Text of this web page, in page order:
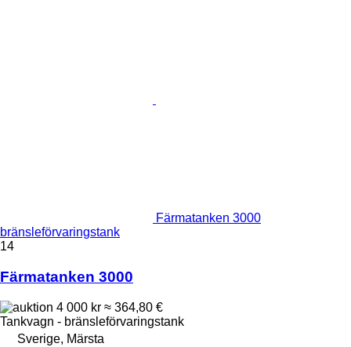
Färmatanken 3000
bränsleförvaringstank
14
Färmatanken 3000
4 000 kr ≈ 364,80 €
Tankvagn - bränsleförvaringstank
Sverige, Märsta